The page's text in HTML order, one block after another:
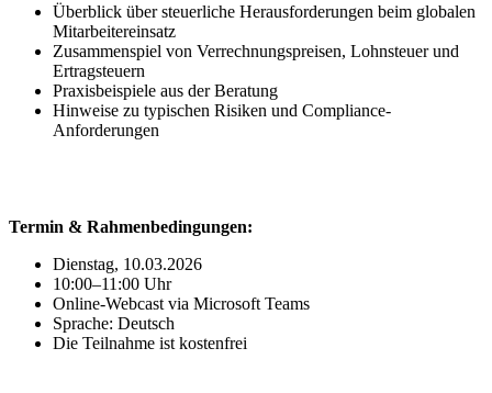
Überblick über steuerliche Herausforderungen beim globalen
Mitarbeitereinsatz
Zusammenspiel von Verrechnungspreisen, Lohnsteuer und
Ertragsteuern
Praxisbeispiele aus der Beratung
Hinweise zu typischen Risiken und Compliance-
Anforderungen
Termin & Rahmenbedingungen:
Dienstag, 10.03.2026
10:00–11:00 Uhr
Online-Webcast via Microsoft Teams
Sprache: Deutsch
Die Teilnahme ist kostenfrei